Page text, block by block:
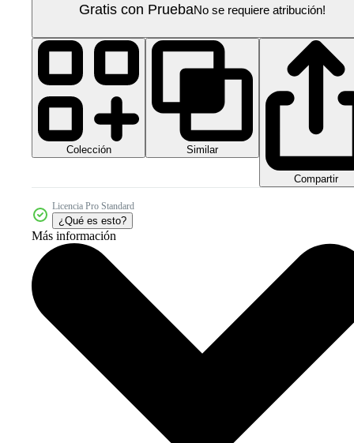
Gratis con PruebaNo se requiere atribución!
Colección Similar
Compartir
Licencia Pro Standard
¿Qué es esto?
Más información